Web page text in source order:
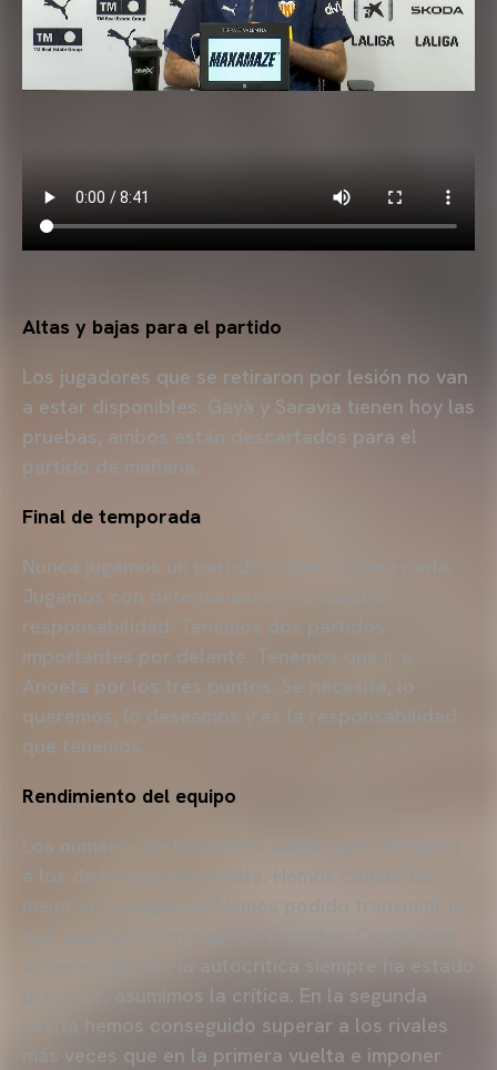
Altas y bajas para el partido
Los jugadores que se retiraron por lesión no van
a estar disponibles. Gayà y Saravia tienen hoy las
pruebas, ambos están descartados para el
partido de mañana.
Final de temporada
Nunca jugamos un partido a que no pase nada.
Jugamos con determinación, es nuestra
responsabilidad. Tenemos dos partidos
importantes por delante. Tenemos que ir a
Anoeta por los tres puntos. Se necesita, lo
queremos, lo deseamos y es la responsabilidad
que tenemos.
Rendimiento del equipo
Los números de la primera vuelta son inferiores
a los de la segunda vuelta. Hemos competido
mejor en la segunda. Hemos podido transmitir lo
presente, asumimos la crítica. En la segunda
vuelta hemos conseguido superar a los rivales
más veces que en la primera vuelta e imponer